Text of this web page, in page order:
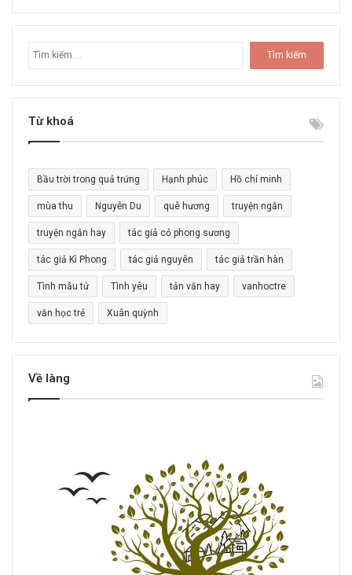
m
k
c
h
o
:
Từ khoá
Bầu trời trong quả trứng Hạnh phúc Hồ chí minh
mùa thu Nguyễn Du quê hương truyện ngắn
truyện ngắn hay tác giả cỏ phong sương
tác giả Kì Phong tác giả nguyên tác giả trần hàn
Tình mẫu tử Tình yêu tản văn hay vanhoctre
văn học trẻ Xuân quỳnh
Về làng